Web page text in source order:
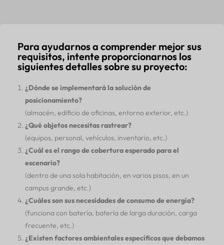
Para ayudarnos a comprender mejor sus
requisitos, intente proporcionarnos los
siguientes detalles sobre su proyecto:
¿Dónde se implementará la solución de
posicionamiento?
(almacén, edificio de oficinas, entorno exterior, etc.)
¿Qué objetos necesitas rastrear?
(equipos, personal, vehículos, inventario, etc.)
¿Cuál es el rango de cobertura esperado para el
escenario?
(dentro de una sola habitación, en varios pisos, en un
campus grande, etc.)
¿Cuáles son sus necesidades de consumo de energía?
(funciona con batería, batería de larga duración, carga
frecuente, etc.)
¿Existen factores ambientales específicos que debamos